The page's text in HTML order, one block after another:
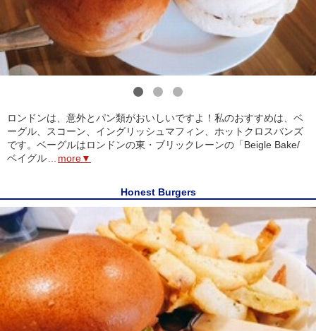
ロンドンは、意外とパン類がおいしいですよ！私のおすすめは、ベ
ーグル、スコーン、イングリッシュマフィン、ホットクロスバンズ
です。ベーグルはロンドンの東・ブリックレーンの「Beigle Bake/
ベイグル... more▼
Honest Burgers